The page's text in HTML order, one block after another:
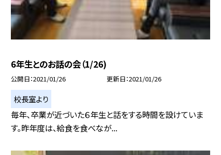
6年生とのお話の会（1/26)
公開日 2021/01/26 更新日 2021/01/26
校長室より
毎年、卒業が近づいた６年生と話をする時間を設けていま
す。昨年度は、給食を食べなが...